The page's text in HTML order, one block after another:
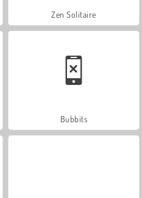
Zen Solitaire
Bubbits